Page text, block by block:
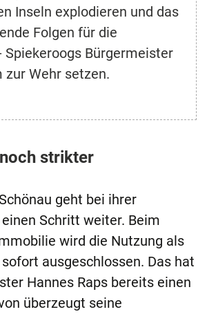
Inseln explodieren und das
Folgen für die
Spiekeroogs Bürgermeister
zur Wehr setzen.
strikter
geht bei ihrer
Schritt weiter. Beim
wird die Nutzung als
ausgeschlossen. Das hat
Hannes Raps bereits einen
überzeugt seine